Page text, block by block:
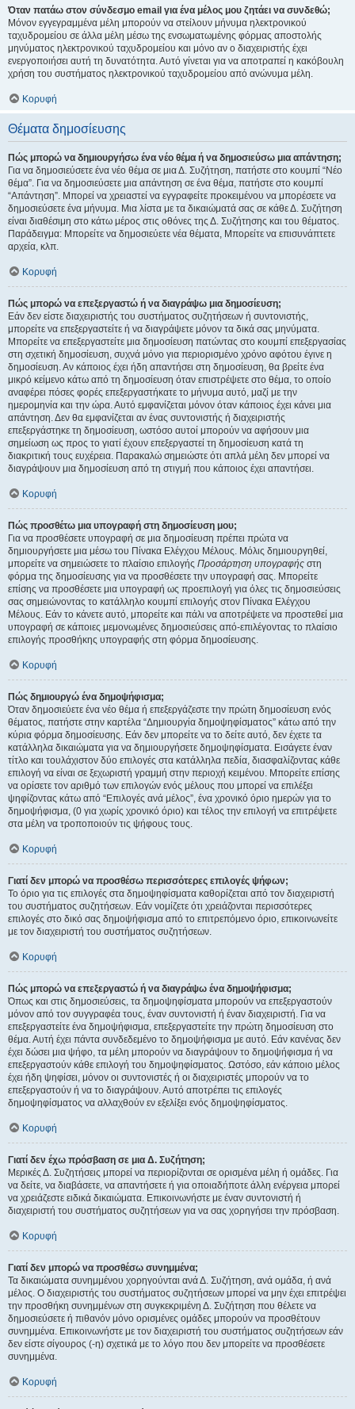
Όταν πατάω στον σύνδεσμο email για ένα μέλος μου ζητάει να συνδεθώ;
Μόνον εγγεγραμμένα μέλη μπορούν να στείλουν μήνυμα ηλεκτρονικού
ταχυδρομείου σε άλλα μέλη μέσω της ενσωματωμένης φόρμας αποστολής
μηνύματος ηλεκτρονικού ταχυδρομείου και μόνο αν ο διαχειριστής έχει
ενεργοποιήσει αυτή τη δυνατότητα. Αυτό γίνεται για να αποτραπεί η κακόβουλη
χρήση του συστήματος ηλεκτρονικού ταχυδρομείου από ανώνυμα μέλη.
Κορυφή
Θέματα δημοσίευσης
Πώς μπορώ να δημιουργήσω ένα νέο θέμα ή να δημοσιεύσω μια απάντηση;
Για να δημοσιεύσετε ένα νέο θέμα σε μια Δ. Συζήτηση, πατήστε στο κουμπί “Νέο
θέμα”. Για να δημοσιεύσετε μια απάντηση σε ένα θέμα, πατήστε στο κουμπί
“Απάντηση”. Μπορεί να χρειαστεί να εγγραφείτε προκειμένου να μπορέσετε να
δημοσιεύσετε ένα μήνυμα. Μια λίστα με τα δικαιώματά σας σε κάθε Δ. Συζήτηση
είναι διαθέσιμη στο κάτω μέρος στις οθόνες της Δ. Συζήτησης και του θέματος.
Παράδειγμα: Μπορείτε να δημοσιεύετε νέα θέματα, Μπορείτε να επισυνάπτετε
αρχεία, κλπ.
Κορυφή
Πώς μπορώ να επεξεργαστώ ή να διαγράψω μια δημοσίευση;
Εάν δεν είστε διαχειριστής του συστήματος συζητήσεων ή συντονιστής,
μπορείτε να επεξεργαστείτε ή να διαγράψετε μόνον τα δικά σας μηνύματα.
Μπορείτε να επεξεργαστείτε μια δημοσίευση πατώντας στο κουμπί επεξεργασίας
στη σχετική δημοσίευση, συχνά μόνο για περιορισμένο χρόνο αφότου έγινε η
δημοσίευση. Αν κάποιος έχει ήδη απαντήσει στη δημοσίευση, θα βρείτε ένα
μικρό κείμενο κάτω από τη δημοσίευση όταν επιστρέψετε στο θέμα, το οποίο
αναφέρει πόσες φορές επεξεργαστήκατε το μήνυμα αυτό, μαζί με την
ημερομηνία και την ώρα. Αυτό εμφανίζεται μόνον όταν κάποιος έχει κάνει μια
απάντηση. Δεν θα εμφανίζεται αν ένας συντονιστής ή διαχειριστής
επεξεργάστηκε τη δημοσίευση, ωστόσο αυτοί μπορούν να αφήσουν μια
σημείωση ως προς το γιατί έχουν επεξεργαστεί τη δημοσίευση κατά τη
διακριτική τους ευχέρεια. Παρακαλώ σημειώστε ότι απλά μέλη δεν μπορεί να
διαγράψουν μια δημοσίευση από τη στιγμή που κάποιος έχει απαντήσει.
Κορυφή
Πώς προσθέτω μια υπογραφή στη δημοσίευση μου;
Για να προσθέσετε υπογραφή σε μια δημοσίευση πρέπει πρώτα να
δημιουργήσετε μια μέσω του Πίνακα Ελέγχου Μέλους. Μόλις δημιουργηθεί,
μπορείτε να σημειώσετε το πλαίσιο επιλογής Προσάρτηση υπογραφής στη
φόρμα της δημοσίευσης για να προσθέσετε την υπογραφή σας. Μπορείτε
επίσης να προσθέσετε μια υπογραφή ως προεπιλογή για όλες τις δημοσιεύσεις
σας σημειώνοντας το κατάλληλο κουμπί επιλογής στον Πίνακα Ελέγχου
Μέλους. Εάν το κάνετε αυτό, μπορείτε και πάλι να αποτρέψετε να προστεθεί μια
υπογραφή σε κάποιες μεμονωμένες δημοσιεύσεις από-επιλέγοντας το πλαίσιο
επιλογής προσθήκης υπογραφής στη φόρμα δημοσίευσης.
Κορυφή
Πώς δημιουργώ ένα δημοψήφισμα;
Όταν δημοσιεύετε ένα νέο θέμα ή επεξεργάζεστε την πρώτη δημοσίευση ενός
θέματος, πατήστε στην καρτέλα “Δημιουργία δημοψηφίσματος” κάτω από την
κύρια φόρμα δημοσίευσης. Εάν δεν μπορείτε να το δείτε αυτό, δεν έχετε τα
κατάλληλα δικαιώματα για να δημιουργήσετε δημοψηφίσματα. Εισάγετε έναν
τίτλο και τουλάχιστον δύο επιλογές στα κατάλληλα πεδία, διασφαλίζοντας κάθε
επιλογή να είναι σε ξεχωριστή γραμμή στην περιοχή κειμένου. Μπορείτε επίσης
να ορίσετε τον αριθμό των επιλογών ενός μέλους που μπορεί να επιλέξει
ψηφίζοντας κάτω από “Επιλογές ανά μέλος”, ένα χρονικό όριο ημερών για το
δημοψήφισμα, (0 για χωρίς χρονικό όριο) και τέλος την επιλογή να επιτρέψετε
στα μέλη να τροποποιούν τις ψήφους τους.
Κορυφή
Γιατί δεν μπορώ να προσθέσω περισσότερες επιλογές ψήφων;
Το όριο για τις επιλογές στα δημοψηφίσματα καθορίζεται από τον διαχειριστή
του συστήματος συζητήσεων. Εάν νομίζετε ότι χρειάζονται περισσότερες
επιλογές στο δικό σας δημοψήφισμα από το επιτρεπόμενο όριο, επικοινωνείτε
με τον διαχειριστή του συστήματος συζητήσεων.
Κορυφή
Πώς μπορώ να επεξεργαστώ ή να διαγράψω ένα δημοψήφισμα;
Όπως και στις δημοσιεύσεις, τα δημοψηφίσματα μπορούν να επεξεργαστούν
μόνον από τον συγγραφέα τους, έναν συντονιστή ή έναν διαχειριστή. Για να
επεξεργαστείτε ένα δημοψήφισμα, επεξεργαστείτε την πρώτη δημοσίευση στο
θέμα. Αυτή έχει πάντα συνδεδεμένο το δημοψήφισμα με αυτό. Εάν κανένας δεν
έχει δώσει μια ψήφο, τα μέλη μπορούν να διαγράψουν το δημοψήφισμα ή να
επεξεργαστούν κάθε επιλογή του δημοψηφίσματος. Ωστόσο, εάν κάποιο μέλος
έχει ήδη ψηφίσει, μόνον οι συντονιστές ή οι διαχειριστές μπορούν να το
επεξεργαστούν ή να το διαγράψουν. Αυτό αποτρέπει τις επιλογές
δημοψηφίσματος να αλλαχθούν εν εξελίξει ενός δημοψηφίσματος.
Κορυφή
Γιατί δεν έχω πρόσβαση σε μια Δ. Συζήτηση;
Μερικές Δ. Συζητήσεις μπορεί να περιορίζονται σε ορισμένα μέλη ή ομάδες. Για
να δείτε, να διαβάσετε, να απαντήσετε ή για οποιαδήποτε άλλη ενέργεια μπορεί
να χρειάζεστε ειδικά δικαιώματα. Επικοινωνήστε με έναν συντονιστή ή
διαχειριστή του συστήματος συζητήσεων για να σας χορηγήσει την πρόσβαση.
Κορυφή
Γιατί δεν μπορώ να προσθέσω συνημμένα;
Τα δικαιώματα συνημμένου χορηγούνται ανά Δ. Συζήτηση, ανά ομάδα, ή ανά
μέλος. Ο διαχειριστής του συστήματος συζητήσεων μπορεί να μην έχει επιτρέψει
την προσθήκη συνημμένων στη συγκεκριμένη Δ. Συζήτηση που θέλετε να
δημοσιεύσετε ή πιθανόν μόνο ορισμένες ομάδες μπορούν να προσθέτουν
συνημμένα. Επικοινωνήστε με τον διαχειριστή του συστήματος συζητήσεων εάν
δεν είστε σίγουρος (-η) σχετικά με το λόγο που δεν μπορείτε να προσθέσετε
συνημμένα.
Κορυφή